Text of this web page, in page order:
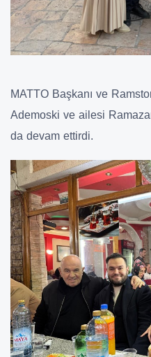
MATTO Başkanı ve
Ademoski ve ailesi
da devam ettirdi.